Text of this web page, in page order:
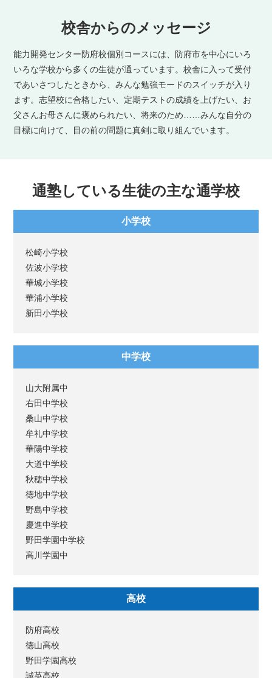
校舎からのメッセージ
能力開発センター防府校個別コースには、防府市を中心にいろ
いろな学校から多くの生徒が通っています。校舎に入って受付
であいさつしたときから、みんな勉強モードのスイッチが入り
ます。志望校に合格したい、定期テストの成績を上げたい、お
父さんお母さんに褒められたい、将来のため……みんな自分の
目標に向けて、目の前の問題に真剣に取り組んでいます。
通塾している生徒の主な通学校
小学校
松崎小学校
佐波小学校
華城小学校
華浦小学校
新田小学校
中学校
山大附属中
右田中学校
桑山中学校
牟礼中学校
華陽中学校
大道中学校
秋穂中学校
徳地中学校
野島中学校
慶進中学校
野田学園中学校
高川学園中
高校
防府高校
徳山高校
野田学園高校
誠英高校